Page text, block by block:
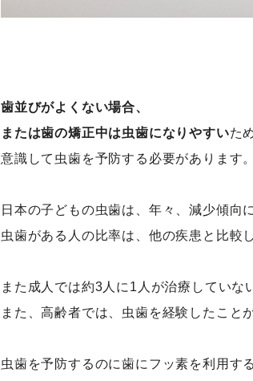
歯並びがよくない場合、
または歯の矯正中は虫歯になりやすいた
意識して虫歯を予防する必要があります。
日本の子どもの虫歯は、年々、減少傾向
虫歯がある人の比率は、他の疾患と比較
また成人では約3人に1人が治療していな
また、高齢者では、虫歯を経験したこと
虫歯を予防するのに歯にフッ素を利用す